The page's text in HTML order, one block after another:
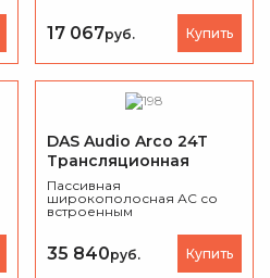
100Вт/200Вт/400Вт,
80°x70°, макс. SPL 115 дБ.
17 067руб. Купить
DAS Audio Arco 24T
Трансляционная
акустическая система
Пассивная
широкополосная АС со
встроенным
НЧ 2x4’’, 65 Гц – 22 кГц,
мощность(RMS/Program/Peak):
100Вт/200Вт/400Вт,
35 840руб. Купить